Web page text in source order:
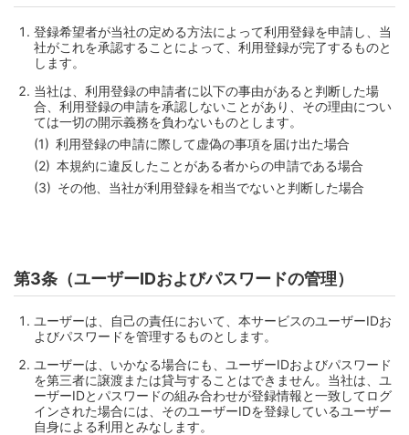
登録希望者が当社の定める方法によって利用登録を申請し、当
社がこれを承認することによって、利用登録が完了するものと
します。
当社は、利用登録の申請者に以下の事由があると判断した場
合、利用登録の申請を承認しないことがあり、その理由につい
ては一切の開示義務を負わないものとします。
利用登録の申請に際して虚偽の事項を届け出た場合
本規約に違反したことがある者からの申請である場合
その他、当社が利用登録を相当でないと判断した場合
第3条（ユーザーIDおよびパスワードの管理）
ユーザーは、自己の責任において、本サービスのユーザーIDお
よびパスワードを管理するものとします。
ユーザーは、いかなる場合にも、ユーザーIDおよびパスワード
を第三者に譲渡または貸与することはできません。当社は、ユ
ーザーIDとパスワードの組み合わせが登録情報と一致してログ
インされた場合には、そのユーザーIDを登録しているユーザー
自身による利用とみなします。